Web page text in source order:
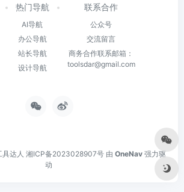
热门导航
AI导航
办公导航
站长导航
设计导航
联系合作
公众号
交流留言
商务合作联系邮箱：
toolsdar@gmail.com
具达人 湘ICP备2023028907号 由 OneNav 强力驱
动